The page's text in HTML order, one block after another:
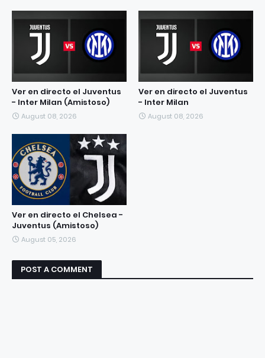
Ver en directo el Juventus
- Inter Milan (Amistoso)
August 08, 2026
Ver en directo el Juventus
- Inter Milan
August 08, 2026
Ver en directo el Chelsea -
Juventus (Amistoso)
August 05, 2026
POST A COMMENT